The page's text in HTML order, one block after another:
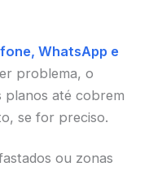
WhatsApp e
problema, o
planos até cobrem
se for preciso.
ou zonas